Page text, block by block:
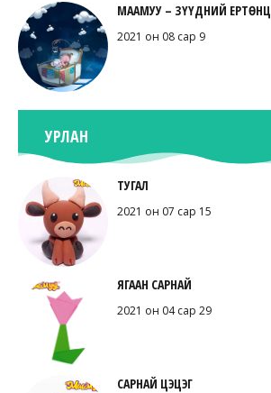
МААМУУ – ЗҮҮДНИЙ ЕРТӨНЦ
2021 он 08 сар 9
УРЛАН
ТУГАЛ
2021 он 07 сар 15
ЯГААН САРНАЙ
2021 он 04 сар 29
САРНАЙ ЦЭЦЭГ